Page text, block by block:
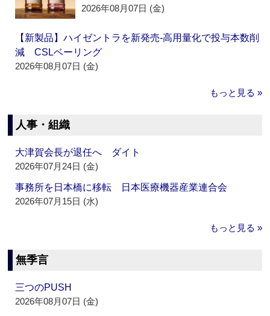
2026年08月07日 (金)
【新製品】ハイゼントラを新発売‐高用量化で投与本数削
減 CSLベーリング
2026年08月07日 (金)
もっと見る »
人事・組織
大津賀会長が退任へ ダイト
2026年07月24日 (金)
事務所を日本橋に移転 日本医療機器産業連合会
2026年07月15日 (水)
もっと見る »
無季言
三つのPUSH
2026年08月07日 (金)